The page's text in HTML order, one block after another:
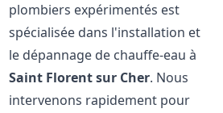
plombiers expérimentés est
spécialisée dans l'installation et
le dépannage de chauffe-eau à
Saint Florent sur Cher. Nous
intervenons rapidement pour